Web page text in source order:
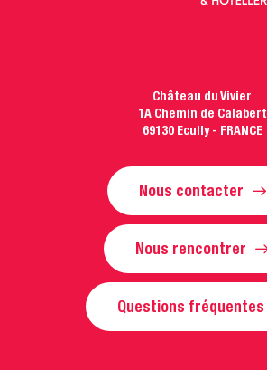
Château du Vivier
1A Chemin de Calabert
69130 Ecully - FRANCE
Nous contacter
Nous rencontrer
Questions fréquentes